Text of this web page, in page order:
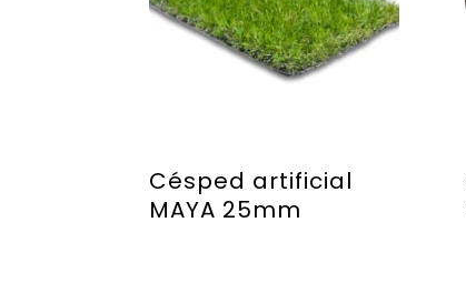
Césped artificial
MAYA 25mm